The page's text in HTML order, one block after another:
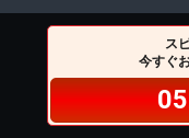
ス
今すぐ